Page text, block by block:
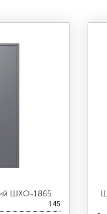
ШХО-1865
145